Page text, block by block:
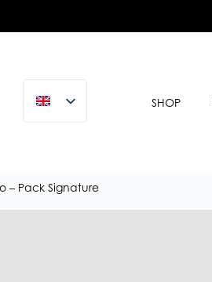
SHOP
– Pack Signature